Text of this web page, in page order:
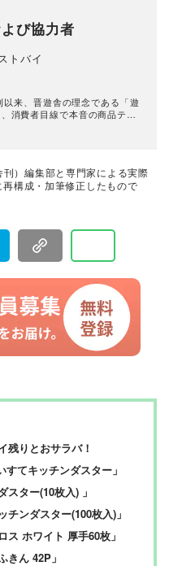
び協力者
トバイ
以来、晋遊舎の理念である「遊
消費者目線で本音の商品テス
の」と「お役立ち情報」を厳
集長・高橋咲彩を中心に、11
）編集部と専門家による実際
構成・加筆修正したもので
残りとおサラバ！
すてキッチンダスター」
スター(10枚入) 」
チンダスター(100枚入)」
ス ホワイト 厚手60枚」
きん 42P」